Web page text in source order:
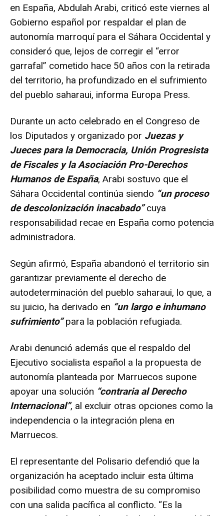
en España, Abdulah Arabi, criticó este viernes al
Gobierno español por respaldar el plan de
autonomía marroquí para el Sáhara Occidental y
consideró que, lejos de corregir el “error
garrafal” cometido hace 50 años con la retirada
del territorio, ha profundizado en el sufrimiento
del pueblo saharaui, informa Europa Press.
Durante un acto celebrado en el Congreso de
los Diputados y organizado por Juezas y
Jueces para la Democracia, Unión Progresista
de Fiscales y la Asociación Pro-Derechos
Humanos de España, Arabi sostuvo que el
Sáhara Occidental continúa siendo “un proceso
de descolonización inacabado”cuya
responsabilidad recae en España como potencia
administradora.
Según afirmó, España abandonó el territorio sin
garantizar previamente el derecho de
autodeterminación del pueblo saharaui, lo que, a
su juicio, ha derivado en “un largo e inhumano
sufrimiento” para la población refugiada.
Arabi denunció además que el respaldo del
Ejecutivo socialista español a la propuesta de
autonomía planteada por Marruecos supone
apoyar una solución “contraria al Derecho
Internacional”, al excluir otras opciones como la
independencia o la integración plena en
Marruecos.
El representante del Polisario defendió que la
organización ha aceptado incluir esta última
posibilidad como muestra de su compromiso
con una salida pacífica al conflicto. “Es la